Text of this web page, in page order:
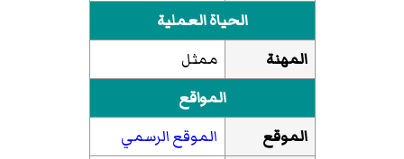
الحياة العملية
المهنة
ممثل
المواقع
الموقع
الموقع الرسمي